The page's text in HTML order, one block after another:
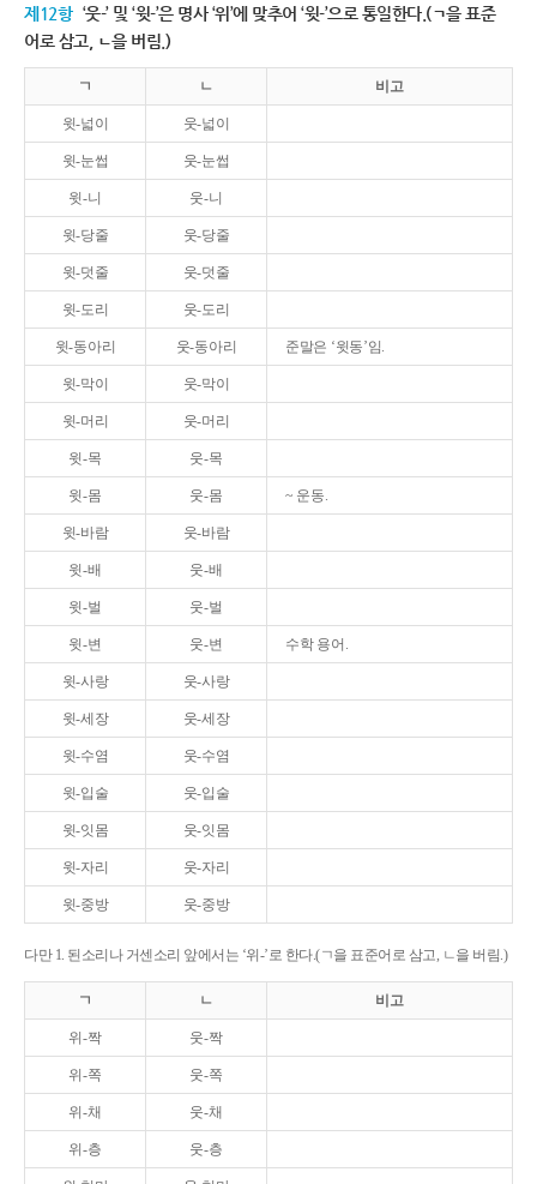
제12항 ‘웃-’ 및 ‘윗-’은 명사 ‘위’에 맞추어 ‘윗-’으로 통일한다.(ㄱ을 표준
어로 삼고, ㄴ을 버림.)
ㄱ ㄴ 비고
윗-넓이 웃-넓이
윗-눈썹 웃-눈썹
윗-니 웃-니
윗-당줄 웃-당줄
윗-덧줄 웃-덧줄
윗-도리 웃-도리
윗-동아리 웃-동아리 준말은 ‘윗동’임.
윗-막이 웃-막이
윗-머리 웃-머리
윗-목 웃-목
윗-몸 웃-몸 ~ 운동.
윗-바람 웃-바람
윗-배 웃-배
윗-벌 웃-벌
윗-변 웃-변 수학 용어.
윗-사랑 웃-사랑
윗-세장 웃-세장
윗-수염 웃-수염
윗-입술 웃-입술
윗-잇몸 웃-잇몸
윗-자리 웃-자리
윗-중방 웃-중방
다만 1. 된소리나 거센소리 앞에서는 ‘위-’로 한다.(ㄱ을 표준어로 삼고, ㄴ을 버림.)
ㄱ ㄴ 비고
위-짝 웃-짝
위-쪽 웃-쪽
위-채 웃-채
위-층 웃-층